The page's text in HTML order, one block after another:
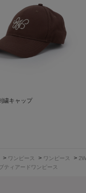
繍キャップ
> ワンピース > ワンピース >
ティアードワンピース